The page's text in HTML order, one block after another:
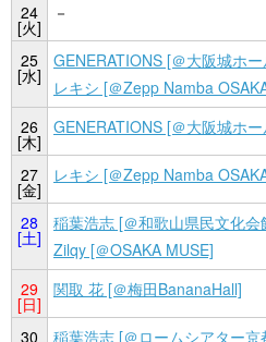
24
[火]
－
25
[水]
GENERATIONS [＠大阪城ホー
レキシ [＠Zepp Namba
26
[木]
GENERATIONS [＠大阪城ホー
27
[金]
レキシ [＠Zepp Namba
28
[土]
稲葉浩志 [＠和歌山県民文化会
Zilqy [＠OSAKA MUSE]
29
[日]
関取 花 [＠梅田BananaHall]
30 稲葉浩志 [＠ロームシアター